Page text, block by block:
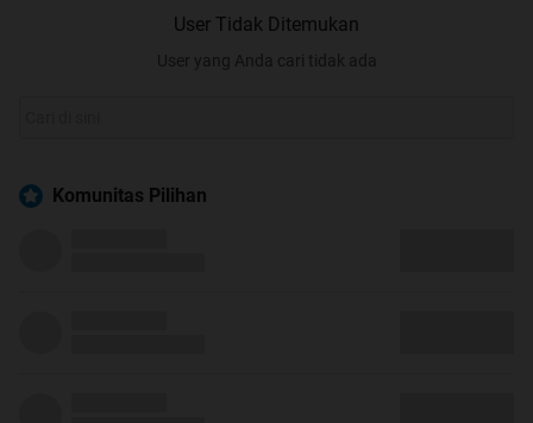
User Tidak Ditemukan
User yang Anda cari tidak ada
Komunitas Pilihan